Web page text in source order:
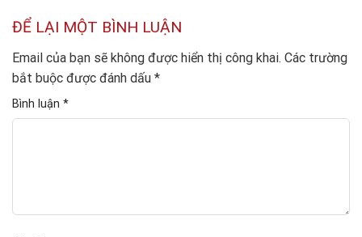
ĐỂ LẠI MỘT BÌNH LUẬN
Email của bạn sẽ không được hiển thị công khai. Các trường
bắt buộc được đánh dấu *
Bình luận *